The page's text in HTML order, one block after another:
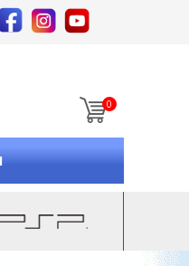
0
enter to go to the